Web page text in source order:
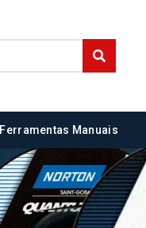
Ferramentas Manuais